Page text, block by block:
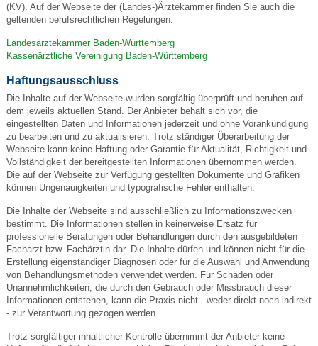
(KV). Auf der Webseite der (Landes-)Ärztekammer finden Sie auch die
geltenden berufsrechtlichen Regelungen.
Landesärztekammer Baden-Württemberg
Kassenärztliche Vereinigung Baden-Württemberg
Haftungsausschluss
Die Inhalte auf der Webseite wurden sorgfältig überprüft und beruhen auf
dem jeweils aktuellen Stand. Der Anbieter behält sich vor, die
eingestellten Daten und Informationen jederzeit und ohne Vorankündigung
zu bearbeiten und zu aktualisieren. Trotz ständiger Überarbeitung der
Webseite kann keine Haftung oder Garantie für Aktualität, Richtigkeit und
Vollständigkeit der bereitgestellten Informationen übernommen werden.
Die auf der Webseite zur Verfügung gestellten Dokumente und Grafiken
können Ungenauigkeiten und typografische Fehler enthalten.
Die Inhalte der Webseite sind ausschließlich zu Informationszwecken
bestimmt. Die Informationen stellen in keinerweise Ersatz für
professionelle Beratungen oder Behandlungen durch den ausgebildeten
Facharzt bzw. Fachärztin dar. Die Inhalte dürfen und können nicht für die
Erstellung eigenständiger Diagnosen oder für die Auswahl und Anwendung
von Behandlungsmethoden verwendet werden. Für Schäden oder
Unannehmlichkeiten, die durch den Gebrauch oder Missbrauch dieser
Informationen entstehen, kann die Praxis nicht - weder direkt noch indirekt
- zur Verantwortung gezogen werden.
Trotz sorgfältiger inhaltlicher Kontrolle übernimmt der Anbieter keine